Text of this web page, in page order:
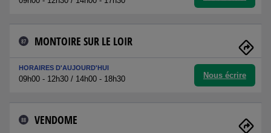
87 MONTOIRE SUR LE LOIR
HORAIRES D'AUJOURD'HUI
09h00 - 12h30 / 14h00 - 18h30 Nous écrire
88 VENDOME